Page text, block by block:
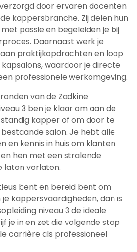
door ervaren docenten
kappersbranche. Zij delen hun
passie en begeleiden je bij
Daarnaast werk je
praktijkopdrachten en loop
waardoor je directe
professionele werkomgeving.
van de Zadkine
3 ben je klaar om aan de
kapper of om door te
salon. Je hebt alle
en kennis in huis om klanten
hen met een stralende
laten verlaten.
bent en bereid bent om
kappersvaardigheden, dan is
niveau 3 de ideale
je in en zet die volgende stap
carrière als professioneel